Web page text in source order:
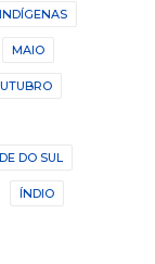
INDÍGENAS
MAIO
DO SUL
ÍNDIO